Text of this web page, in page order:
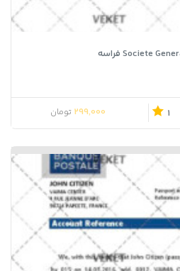
1
299,000 تومان